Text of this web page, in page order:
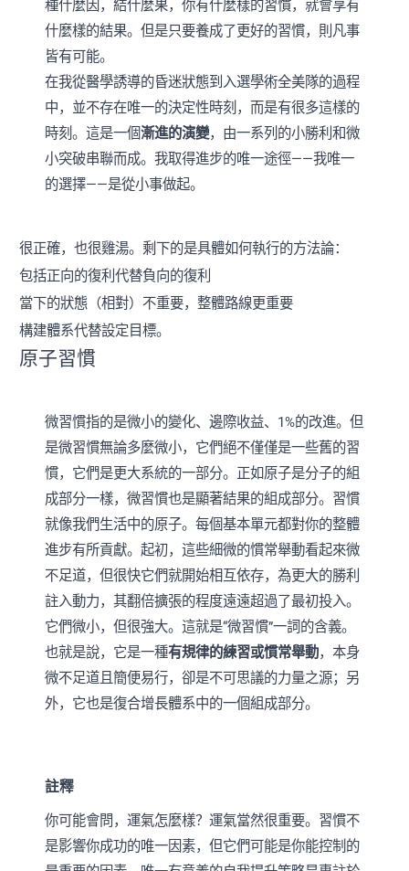
種什麼因，結什麼果，你有什麼樣的習慣，就會享有
什麼樣的結果。但是只要養成了更好的習慣，則凡事
皆有可能。
在我從醫學誘導的昏迷狀態到入選學術全美隊的過程
中，並不存在唯一的決定性時刻，而是有很多這樣的
時刻。這是一個漸進的演變，由一系列的小勝利和微
小突破串聯而成。我取得進步的唯一途徑——我唯一
的選擇——是從小事做起。
很正確，也很雞湯。剩下的是具體如何執行的方法論：
包括正向的復利代替負向的復利
當下的狀態（相對）不重要，整體路線更重要
構建體系代替設定目標。
原子習慣
微習慣指的是微小的變化、邊際收益、1%的改進。但
是微習慣無論多麼微小，它們絕不僅僅是一些舊的習
慣，它們是更大系統的一部分。正如原子是分子的組
成部分一樣，微習慣也是顯著結果的組成部分。習慣
就像我們生活中的原子。每個基本單元都對你的整體
進步有所貢獻。起初，這些細微的慣常舉動看起來微
不足道，但很快它們就開始相互依存，為更大的勝利
註入動力，其翻倍擴張的程度遠遠超過了最初投入。
它們微小，但很強大。這就是“微習慣”一詞的含義。
也就是說，它是一種有規律的練習或慣常舉動，本身
微不足道且簡便易行，卻是不可思議的力量之源；另
外，它也是復合增長體系中的一個組成部分。
註釋
你可能會問，運氣怎麼樣？運氣當然很重要。習慣不
是影響你成功的唯一因素，但它們可能是你能控制的